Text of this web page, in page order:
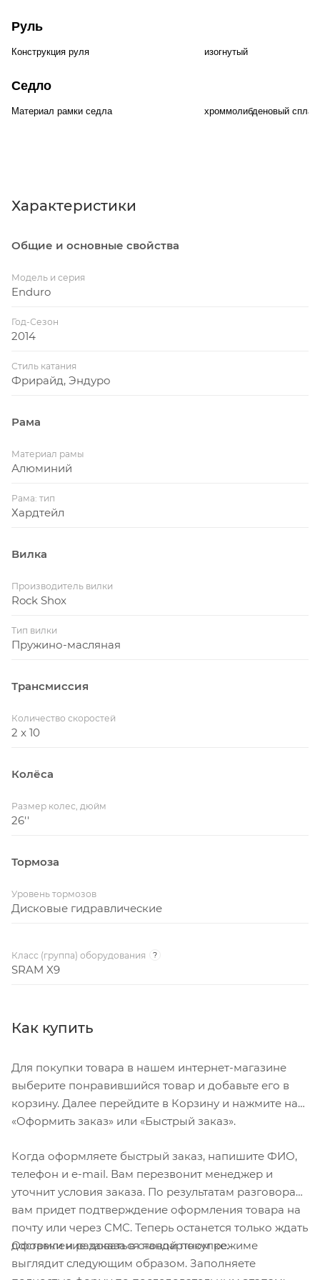
Руль
Конструкция руля изогнутый
Седло
Материал рамки седла хроммолибденовый сплав
Характеристики
Общие и основные свойства
Модель и серия
Enduro
Год-Сезон
2014
Стиль катания
Фрирайд, Эндуро
Рама
Материал рамы
Алюминий
Рама: тип
Хардтейл
Вилка
Производитель вилки
Rock Shox
Тип вилки
Пружино-масляная
Трансмиссия
Количество скоростей
2 x 10
Колёса
Размер колес, дюйм
26''
Тормоза
Уровень тормозов
Дисковые гидравлические
Класс (группа) оборудования ?
SRAM X9
Как купить
Для покупки товара в нашем интернет-магазине
выберите понравившийся товар и добавьте его в
корзину. Далее перейдите в Корзину и нажмите на
«Оформить заказ» или «Быстрый заказ».
Когда оформляете быстрый заказ, напишите ФИО,
телефон и e-mail. Вам перезвонит менеджер и
уточнит условия заказа. По результатам разговора
вам придет подтверждение оформления товара на
почту или через СМС. Теперь останется только ждать
доставки и радоваться новой покупке.
Оформление заказа в стандартном режиме
выглядит следующим образом. Заполняете